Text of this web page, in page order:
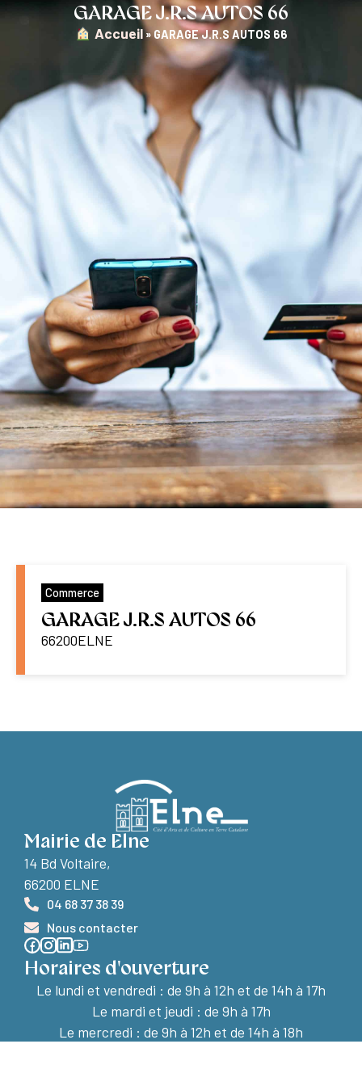
GARAGE J.R.S AUTOS 66
︎ Accueil »GARAGE J.R.S AUTOS 66
Commerce
GARAGE J.R.S AUTOS 66
66200ELNE
Mairie de Elne
14 Bd Voltaire,
66200 ELNE
04 68 37 38 39
Nous contacter
Horaires d'ouverture
Le lundi et vendredi : de 9h à 12h et de 14h à 17h
Le mardi et jeudi : de 9h à 17h
Le mercredi : de 9h à 12h et de 14h à 18h